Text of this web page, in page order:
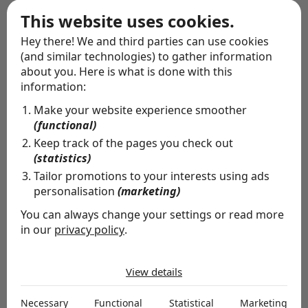
This website uses cookies.
Hey there! We and third parties can use cookies
(and similar technologies) to gather information
about you. Here is what is done with this
information:
Make your website experience smoother
(functional)
Keep track of the pages you check out
(statistics)
Tailor promotions to your interests using ads
personalisation(marketing)
You can always change your settings or read more
in our privacy policy.
View details
Necessary Functional Statistical Marketing
raadplegen om de mogelijke fiscale consequenties en
de meest optimale toepassing van het onroerende-
zaaklichaam te bepalen.
NCD